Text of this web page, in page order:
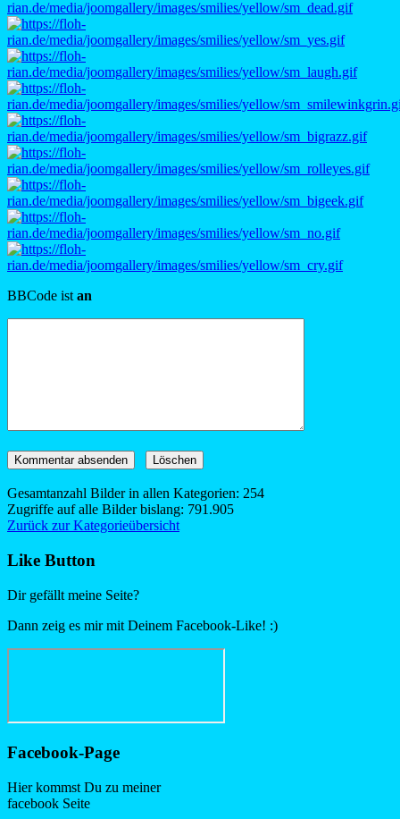
BBCode ist an
Gesamtanzahl Bilder in allen Kategorien: 254
Zugriffe auf alle Bilder bislang: 791.905
Zurück zur Kategorieübersicht
Like Button
Dir gefällt meine Seite?
Dann zeig es mir mit Deinem Facebook-Like! :)
Facebook-Page
Hier kommst Du zu meiner
facebook Seite